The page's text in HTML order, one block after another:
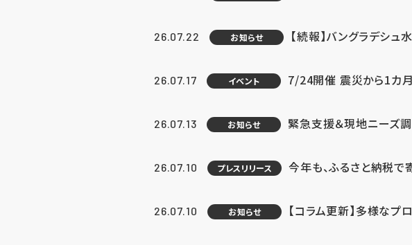
26.07.22 お知らせ 【続報】バングラデシ
26.07.17 イベント 7/24開催 震災から1カ
26.07.13 お知らせ 緊急支援＆現地ニーズ
26.07.10 プレスリリース 今年も、ふるさと納税で
26.07.10 お知らせ 【コラム更新】多様なプ